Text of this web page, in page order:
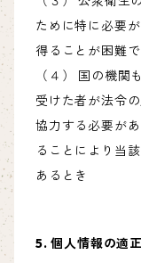
ために特に必要
得ることが困難
（４） 国の機関
受けた者が法令
協力する必要が
ることにより当
あるとき
5. 個人情報の適